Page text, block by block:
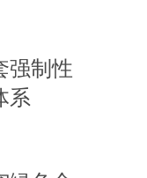
强制性
系